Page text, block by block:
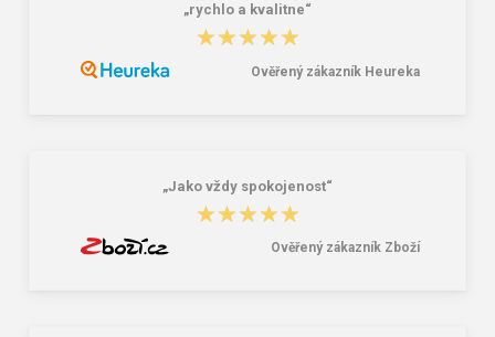
„rychlo a kvalitne“
★★★★★
★★★★★
Ověřený zákazník Heureka
„Jako vždy spokojenost“
★★★★★
★★★★★
Ověřený zákazník Zboží